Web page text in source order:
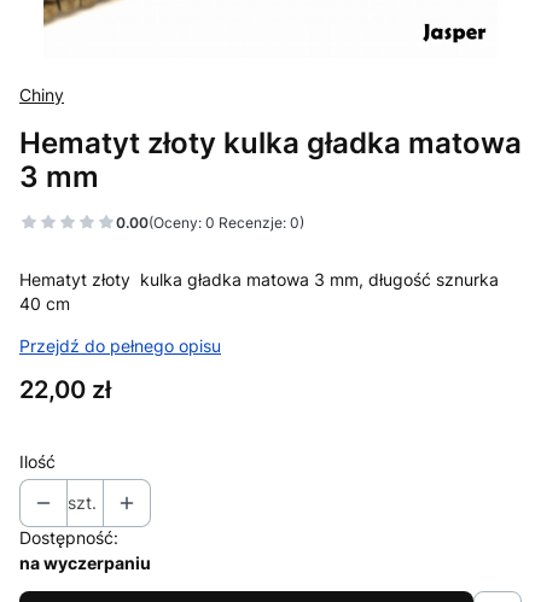
Chiny
Hematyt złoty kulka gładka matowa
3 mm
0.00(Oceny: 0 Recenzje: 0)
Hematyt złoty kulka gładka matowa 3 mm, długość sznurka
40 cm
Przejdź do pełnego opisu
Cena
22,00 zł
Ilość
szt.
Dostępność:
na wyczerpaniu